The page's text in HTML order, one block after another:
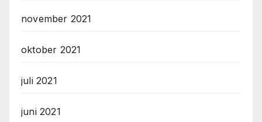
november 2021
oktober 2021
juli 2021
juni 2021